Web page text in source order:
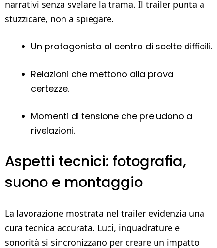
narrativi senza svelare la trama. Il trailer punta a
stuzzicare, non a spiegare.
Un protagonista al centro di scelte difficili.
Relazioni che mettono alla prova
certezze.
Momenti di tensione che preludono a
rivelazioni.
Aspetti tecnici: fotografia,
suono e montaggio
La lavorazione mostrata nel trailer evidenzia una
cura tecnica accurata. Luci, inquadrature e
sonorità si sincronizzano per creare un impatto